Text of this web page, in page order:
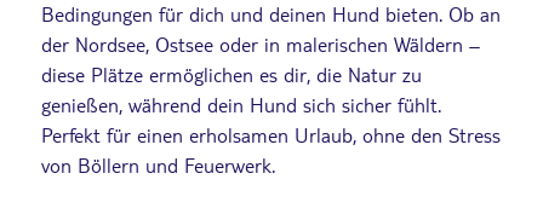
Bedingungen für dich und deinen Hund bieten. Ob an
der Nordsee, Ostsee oder in malerischen Wäldern –
diese Plätze ermöglichen es dir, die Natur zu
genießen, während dein Hund sich sicher fühlt.
Perfekt für einen erholsamen Urlaub, ohne den Stress
von Böllern und Feuerwerk.